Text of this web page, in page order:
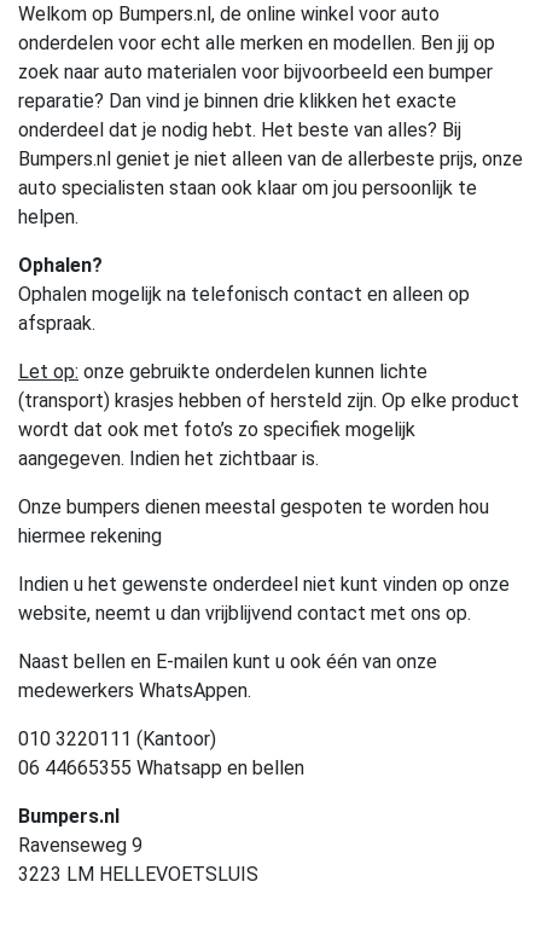
Welkom op Bumpers.nl, de online winkel voor auto
onderdelen voor echt alle merken en modellen. Ben jij op
zoek naar auto materialen voor bijvoorbeeld een bumper
reparatie? Dan vind je binnen drie klikken het exacte
onderdeel dat je nodig hebt. Het beste van alles? Bij
Bumpers.nl geniet je niet alleen van de allerbeste prijs, onze
auto specialisten staan ook klaar om jou persoonlijk te
helpen.
Ophalen?
Ophalen mogelijk na telefonisch contact en alleen op
afspraak.
Let op: onze gebruikte onderdelen kunnen lichte
(transport) krasjes hebben of hersteld zijn. Op elke product
wordt dat ook met foto’s zo specifiek mogelijk
aangegeven. Indien het zichtbaar is.
Onze bumpers dienen meestal gespoten te worden hou
hiermee rekening
Indien u het gewenste onderdeel niet kunt vinden op onze
website, neemt u dan vrijblijvend contact met ons op.
Naast bellen en E-mailen kunt u ook één van onze
medewerkers WhatsAppen.
010 3220111 (Kantoor)
06 44665355 Whatsapp en bellen
Bumpers.nl
Ravenseweg 9
3223 LM HELLEVOETSLUIS